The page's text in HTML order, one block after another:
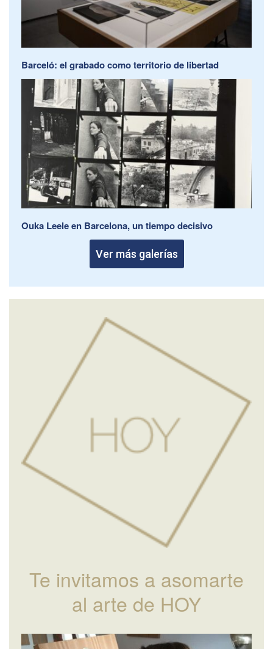
Barceló: el grabado como territorio de libertad
Ouka Leele en Barcelona, un tiempo decisivo
Ver más galerías
Te invitamos a asomarte
al arte de HOY